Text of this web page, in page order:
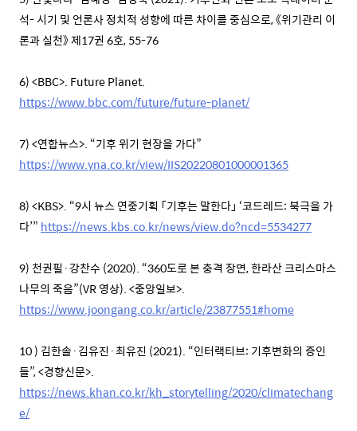
석- 시기 및 언론사 정치적 성향에 따른 차이를 중심으로, 《위기관리 이
론과 실천》 제17권 6호, 55-76
6) <BBC>. Future Planet.
https://www.bbc.com/future/future-planet/
7) <연합뉴스>. “기후 위기 현장을 가다”
https://www.yna.co.kr/view/IIS20220801000001365
8) <KBS>. “9시 뉴스 연중기획 「기후는 말한다」 ‘코드레드: 북극을 가
다’” https://news.kbs.co.kr/news/view.do?ncd=5534277
9) 천권필·강찬수 (2020). “360도로 본 충격 장면, 한라산 크리스마스
나무의 죽음”(VR 영상). <중앙일보>.
https://www.joongang.co.kr/article/23877551#home
10 ) 김한솔·김유진·최유진 (2021). “인터랙티브: 기후변화의 증인
들”, <경향신문>.
https://news.khan.co.kr/kh_storytelling/2020/climatechang
e/